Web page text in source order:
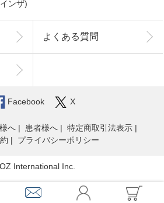
ンザ)
よくある質問
Facebook X
へ 患者様へ
特定商取引法表示
プライバシーポリシー
International Inc.